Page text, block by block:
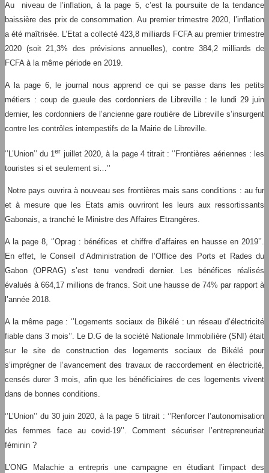
Au niveau de l’inflation, à la page 5, c’est la poursuite de la tendance
baissière des prix de consommation. Au premier trimestre 2020, l’inflation
a été maîtrisée. L’Etat a collecté 423,8 milliards FCFA au premier trimestre
2020 (soit 21,3% des prévisions annuelles), contre 384,2 milliards de
FCFA à la même période en 2019.
A la page 6, le journal nous apprend ce qui se passe dans les petits
métiers : coup de gueule des cordonniers de Libreville : le lundi 29 juin
dernier, les cordonniers de l’ancienne gare routière de Libreville s’insurgent
contre les contrôles intempestifs de la Mairie de Libreville.
‘’L’Union’’ du 1er juillet 2020, à la page 4 titrait : ‘’Frontières aériennes : les
touristes si et seulement si…’’
Notre pays ouvrira à nouveau ses frontières mais sans conditions : au fur
et à mesure que les Etats amis ouvriront les leurs aux ressortissants
Gabonais, a tranché le Ministre des Affaires Etrangères.
A la page 8, ‘’Oprag : bénéfices et chiffre d’affaires en hausse en 2019’’.
En effet, le Conseil d’Administration de l’Office des Ports et Rades du
Gabon (OPRAG) s’est tenu vendredi dernier. Les bénéfices réalisés
évalués à 664,17 millions de francs. Soit une hausse de 74% par rapport à
l’année 2018.
A la même page : ‘’Logements sociaux de Bikélé : un réseau d’électricité
fiable dans 3 mois’’. Le D.G de la société Nationale Immobilière (SNI) était
sur le site de construction des logements sociaux de Bikélé pour
s’imprégner de l’avancement des travaux de raccordement en électricité,
censés durer 3 mois, afin que les bénéficiaires de ces logements vivent
dans de bonnes conditions.
‘’L’Union’’ du 30 juin 2020, à la page 5 titrait : ‘’Renforcer l’autonomisation
des femmes face au covid-19’’. Comment sécuriser l’entrepreneuriat
féminin ?
L’ONG Malachie a entrepris une campagne en étudiant l’impact des